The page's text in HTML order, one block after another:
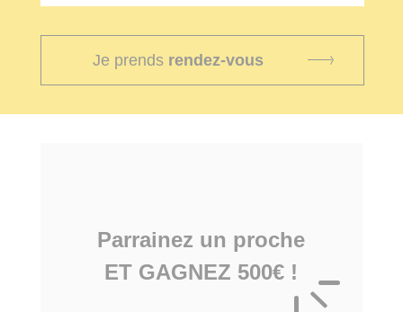
Je prends rendez-vous
Parrainez un proche
ET GAGNEZ 500€ !